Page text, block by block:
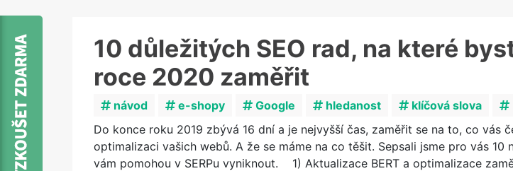
10 důležitých SEO rad, na které
roce 2020 zaměřit
návod e-shopy Google hledanost klíčová slova
Do konce roku 2019 zbývá 16 dní a je nejvyšší čas, zaměřit se na to, co vás
optimalizaci vašich webů. A že se máme na co těšit. Sepsali jsme pro vás 10
vám pomohou v SERPu vyniknout. 1) Aktualizace BERT a optimalizace